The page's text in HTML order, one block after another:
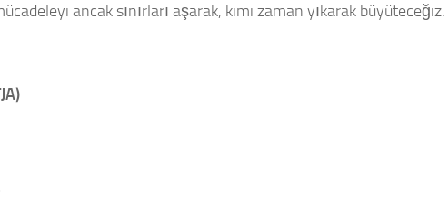
ancak sınırları aşarak, kimi zaman yıkarak büyüteceğiz.